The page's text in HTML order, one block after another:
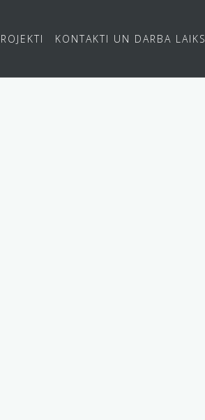
KONTAKTI UN DARBA LAIKS